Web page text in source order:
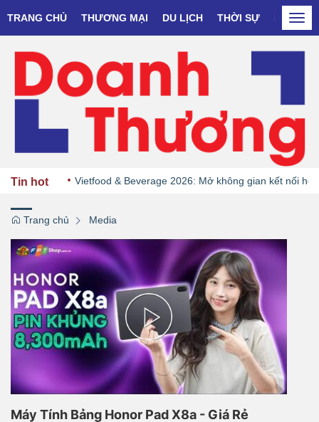
TRANG CHỦ THƯƠNG MẠI DU LỊCH THỜI SỰ DOANH
Tin hot Vietfood & Beverage 2026: Mở không gian kết nối hệ
Trang chủ Media
Play
Video
Máy Tính Bảng Honor Pad X8a - Giá Rẻ